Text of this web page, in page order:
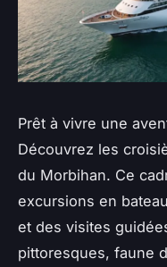
Prêt à vivre une
Découvrez les
du Morbihan. Ce
excursions en
et des visites
pittoresques, faune